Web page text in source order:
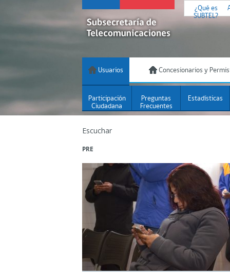
¿Qué es
SUBTEL?
Usuarios Concesionarios y
Participación
Ciudadana
Preguntas
Frecuentes
Estadísticas
Escuchar
PRE